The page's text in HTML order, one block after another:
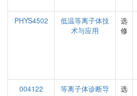
PHYS4502
低温等离子体技
术与应用
选
修
004122
等离子体诊断导
选